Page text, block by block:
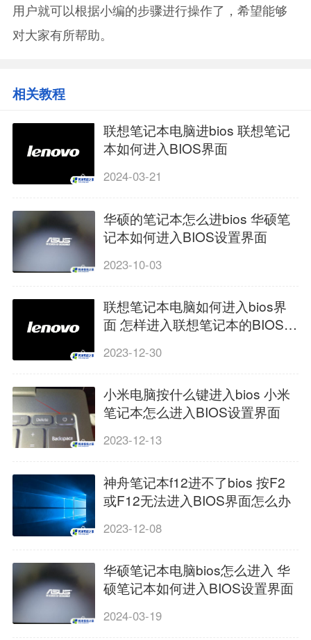
用户就可以根据小编的步骤进行操作了，希望能够
对大家有所帮助。
相关教程
联想笔记本电脑进bios 联想笔记
本如何进入BIOS界面
2024-03-21
华硕的笔记本怎么进bios 华硕笔
记本如何进入BIOS设置界面
2023-10-03
联想笔记本电脑如何进入bios界
面 怎样进入联想笔记本的BIOS界
2023-12-30
小米电脑按什么键进入bios 小米
笔记本怎么进入BIOS设置界面
2023-12-13
神舟笔记本f12进不了bios 按F2
或F12无法进入BIOS界面怎么办
2023-12-08
华硕笔记本电脑bios怎么进入 华
硕笔记本如何进入BIOS设置界面
2024-03-19